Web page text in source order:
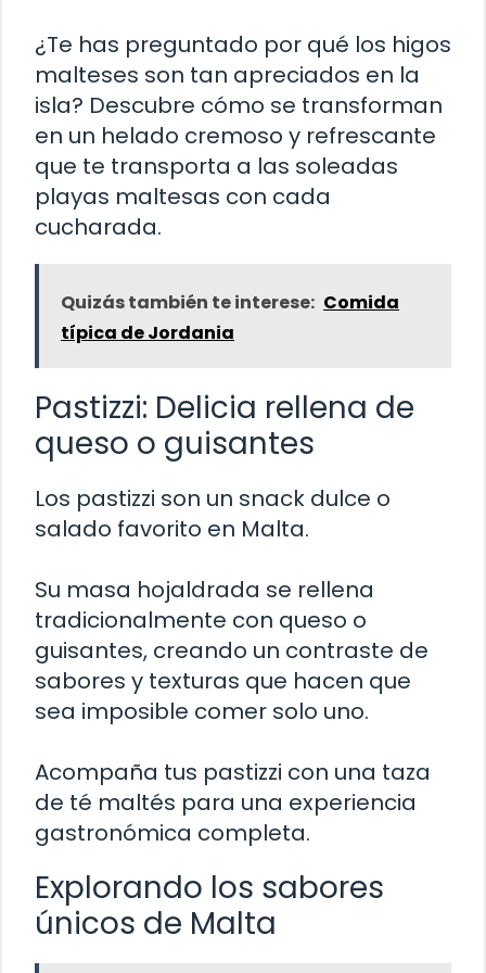
¿Te has preguntado por qué los higos
malteses son tan apreciados en la
isla? Descubre cómo se transforman
en un helado cremoso y refrescante
que te transporta a las soleadas
playas maltesas con cada
cucharada.
Quizás también te interese: Comida
típica de Jordania
Pastizzi: Delicia rellena de
queso o guisantes
Los pastizzi son un snack dulce o
salado favorito en Malta.
Su masa hojaldrada se rellena
tradicionalmente con queso o
guisantes, creando un contraste de
sabores y texturas que hacen que
sea imposible comer solo uno.
Acompaña tus pastizzi con una taza
de té maltés para una experiencia
gastronómica completa.
Explorando los sabores
únicos de Malta